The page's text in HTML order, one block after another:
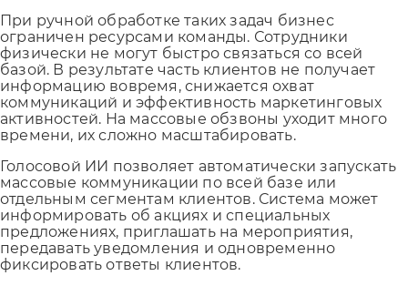
При ручной обработке таких задач бизнес
ограничен ресурсами команды. Сотрудники
физически не могут быстро связаться со всей
базой. В результате часть клиентов не получает
информацию вовремя, снижается охват
коммуникаций и эффективность маркетинговых
активностей. На массовые обзвоны уходит много
времени, их сложно масштабировать.
Голосовой ИИ позволяет автоматически запускать
массовые коммуникации по всей базе или
отдельным сегментам клиентов. Система может
информировать об акциях и специальных
предложениях, приглашать на мероприятия,
передавать уведомления и одновременно
фиксировать ответы клиентов.